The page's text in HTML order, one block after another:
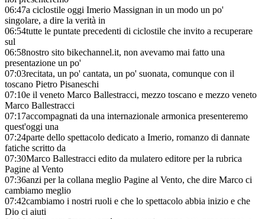
06:47a ciclostile oggi Imerio Massignan in un modo un po'
singolare, a dire la verità in
06:54tutte le puntate precedenti di ciclostile che invito a recuperare
sul
06:58nostro sito bikechannel.it, non avevamo mai fatto una
presentazione un po'
07:03recitata, un po' cantata, un po' suonata, comunque con il
toscano Pietro Pisaneschi
07:10e il veneto Marco Ballestracci, mezzo toscano e mezzo veneto
Marco Ballestracci
07:17accompagnati da una internazionale armonica presenteremo
quest'oggi una
07:24parte dello spettacolo dedicato a Imerio, romanzo di dannate
fatiche scritto da
07:30Marco Ballestracci edito da mulatero editore per la rubrica
Pagine al Vento
07:36anzi per la collana meglio Pagine al Vento, che dire Marco ci
cambiamo meglio
07:42cambiamo i nostri ruoli e che lo spettacolo abbia inizio e che
Dio ci aiuti